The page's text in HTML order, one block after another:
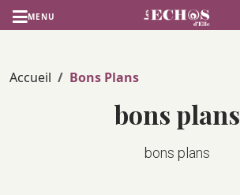
MENU
Accueil Bons Plans
bons plans
bons plans